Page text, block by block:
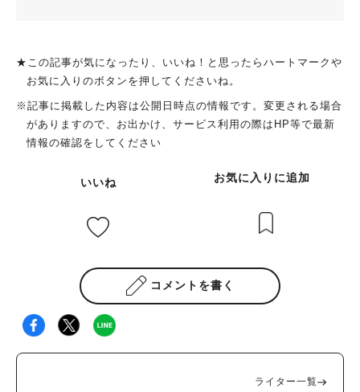
★この記事が気になったり、いいね！と思ったらハートマークや
お気に入りのボタンを押してくださいね。
※記事に掲載した内容は公開日時点の情報です。変更される場合
がありますので、お出かけ、サービス利用の際はHP等で最新
情報の確認をしてください
いいね お気に入りに追加
コメントを書く
ライター一覧